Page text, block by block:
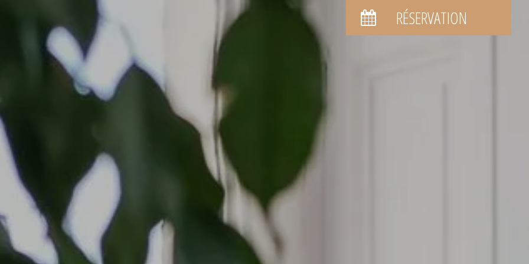
RÉSERVATION